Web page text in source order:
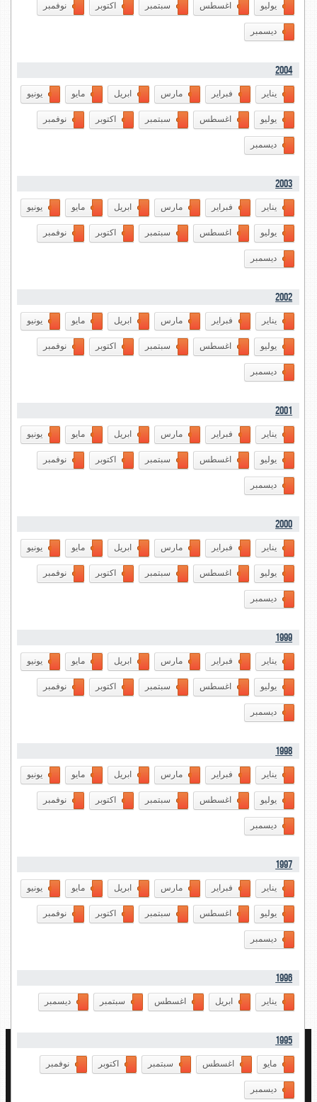
يوليو اغسطس سبتمبر اكتوبر نوفمبر
ديسمبر
2004
يناير فبراير مارس ابريل مايو يونيو
يوليو اغسطس سبتمبر اكتوبر نوفمبر
ديسمبر
2003
يناير فبراير مارس ابريل مايو يونيو
يوليو اغسطس سبتمبر اكتوبر نوفمبر
ديسمبر
2002
يناير فبراير مارس ابريل مايو يونيو
يوليو اغسطس سبتمبر اكتوبر نوفمبر
ديسمبر
2001
يناير فبراير مارس ابريل مايو يونيو
يوليو اغسطس سبتمبر اكتوبر نوفمبر
ديسمبر
2000
يناير فبراير مارس ابريل مايو يونيو
يوليو اغسطس سبتمبر اكتوبر نوفمبر
ديسمبر
1999
يناير فبراير مارس ابريل مايو يونيو
يوليو اغسطس سبتمبر اكتوبر نوفمبر
ديسمبر
1998
يناير فبراير مارس ابريل مايو يونيو
يوليو اغسطس سبتمبر اكتوبر نوفمبر
ديسمبر
1997
يناير فبراير مارس ابريل مايو يونيو
يوليو اغسطس سبتمبر اكتوبر نوفمبر
ديسمبر
1996
يناير ابريل اغسطس سبتمبر ديسمبر
1995
مايو اغسطس سبتمبر اكتوبر نوفمبر
ديسمبر